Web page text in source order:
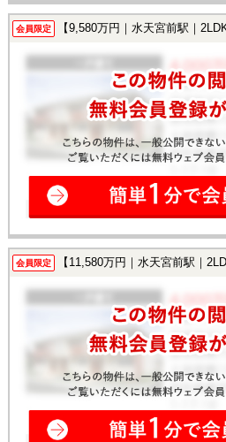
会員限定 【9,580万円｜水天宮前駅｜2LDK｜
会員限定 【11,580万円｜水天宮前駅｜2LDK